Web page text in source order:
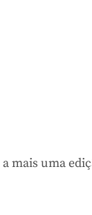
mais uma